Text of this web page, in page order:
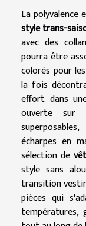
La
style trans-
avec des
pourra être
colorés pour
la fois
effort dans
ouverte sur
écharpes en
sélection de
style sans
transition
pièces qui